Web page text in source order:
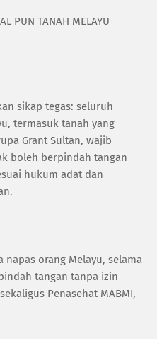
PUN TANAH MELAYU
sikap tegas: seluruh
termasuk tanah yang
Grant Sultan, wajib
boleh berpindah tangan
hukum adat dan
napas orang Melayu, selama
tangan tanpa izin
Penasehat MABMI,